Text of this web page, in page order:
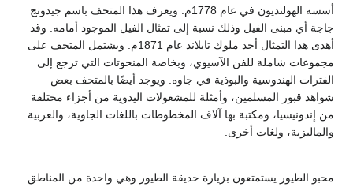
أسسه الهولنديون في عام 1778م. ويعرف هذا المتحف باسم جيدونج
جاجة أي مبنى الفيل وذلك نسبة إلى تمثال الفيل الموجود أمامه. وقد
أهدى هذا التمثال أحد ملوك تايلاند عام 1871م. ويشتمل المتحف على
مجموعات شاملة للفن الآسيوي، وبخاصة المنحوتات التي ترجع إلى
الفترات الهندوسية والبوذية في جاوه. ويوجد أيضًا بالمتحف بعض
شواهد قبور المسلمين، وأمثلة للمشغولات اليدوية من أجزاء مختلفة
من إندونيسيا، ومكتبة بها آلاف المخطوطات باللغات الجاوية، والعربية
والماليزية، ولغات أخرى.
محبو الطيور يستمتعون بزيارة حديقة الطيور وهي واحدة من المناطق